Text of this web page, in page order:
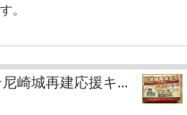
。
崎城再建応援キ...